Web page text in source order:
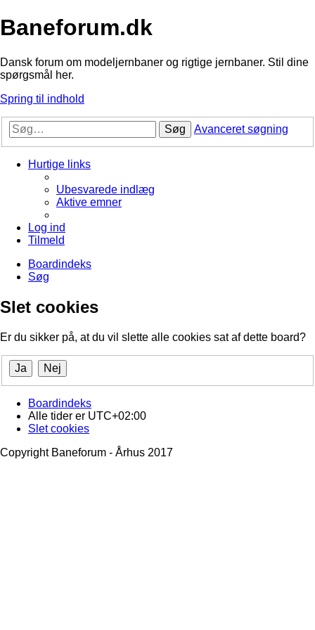
Baneforum.dk
Dansk forum om modeljernbaner og rigtige jernbaner. Stil dine
spørgsmål her.
Spring til indhold
Søg Avanceret søgning
Hurtige links
Ubesvarede indlæg
Aktive emner
Log ind
Tilmeld
Boardindeks
Søg
Slet cookies
Er du sikker på, at du vil slette alle cookies sat af dette board?
Boardindeks
Alle tider er UTC+02:00
Slet cookies
Copyright Baneforum - Århus 2017